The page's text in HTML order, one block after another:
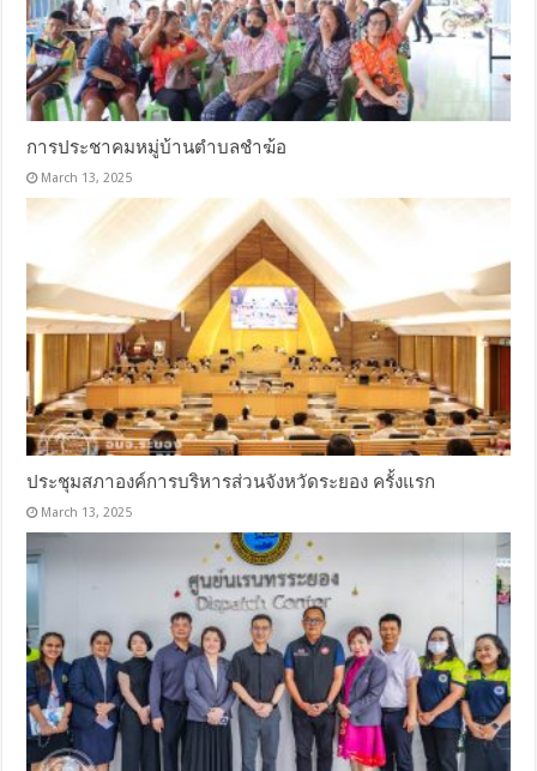
การประชาคมหมู่บ้านตำบลชำฆ้อ
March 13, 2025
ประชุมสภาองค์การบริหารส่วนจังหวัดระยอง ครั้งแรก
March 13, 2025